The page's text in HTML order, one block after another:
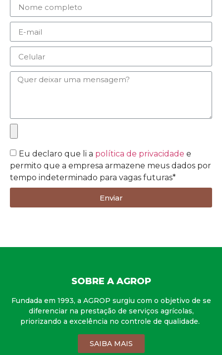
Eu declaro que li a política de privacidade e
permito que a empresa armazene meus dados por
tempo indeterminado para vagas futuras*
Enviar
SOBRE A AGROP
Fundada em 1993, a AGROP surgiu com o objetivo de se
diferenciar na prestação de serviços agrícolas,
priorizando a excelência no controle de qualidade.
SAIBA MAIS